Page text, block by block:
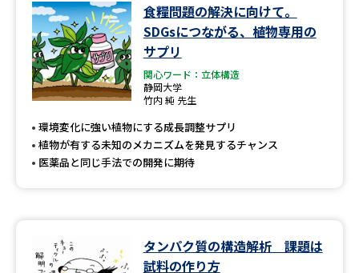
オープンキャンパス検索 実施プログラムから探す
来場型・Web型イベント特集
受験準備
先輩が入学を決めた理由 テレメール全国一斉進学調査
食糧問題の解決に向けて。
SDGsにつながる、植物専用の
サプリ
関心ワード：立体構造
静岡大学
竹内 純 先生
環境変化に強い植物にする成長調整サプリ
植物が有する未知のメカニズムを発見するチャンス
医薬品と同じ手法での開発に期待
タンパク質の構造解析 課題は
試料の作り方